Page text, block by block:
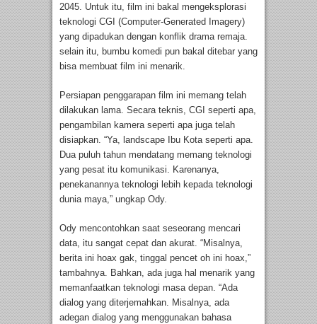
2045. Untuk itu, film ini bakal mengeksplorasi
teknologi CGI (Computer-Generated Imagery)
yang dipadukan dengan konflik drama remaja.
selain itu, bumbu komedi pun bakal ditebar yang
bisa membuat film ini menarik.
Persiapan penggarapan film ini memang telah
dilakukan lama. Secara teknis, CGI seperti apa,
pengambilan kamera seperti apa juga telah
disiapkan. “Ya, landscape Ibu Kota seperti apa.
Dua puluh tahun mendatang memang teknologi
yang pesat itu komunikasi. Karenanya,
penekanannya teknologi lebih kepada teknologi
dunia maya,” ungkap Ody.
Ody mencontohkan saat seseorang mencari
data, itu sangat cepat dan akurat. “Misalnya,
berita ini hoax gak, tinggal pencet oh ini hoax,”
tambahnya. Bahkan, ada juga hal menarik yang
memanfaatkan teknologi masa depan. “Ada
dialog yang diterjemahkan. Misalnya, ada
adegan dialog yang menggunakan bahasa